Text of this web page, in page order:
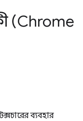
(Chrome
ব্যবহার